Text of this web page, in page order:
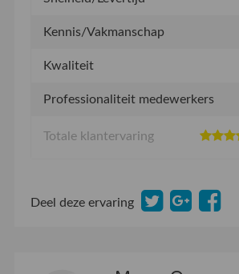
Kennis/Vakmanschap
Kwaliteit
Professionaliteit medewerkers
Totale klantervaring
Deel deze ervaring